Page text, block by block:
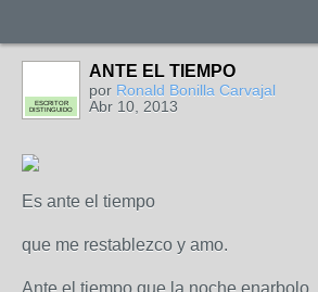
ESCRITOR
DISTINGUIDO
ANTE EL TIEMPO
por Ronald Bonilla Carvajal
Abr 10, 2013
Es ante el tiempo
que me restablezco y amo.
Ante el tiempo que la noche enarbolo